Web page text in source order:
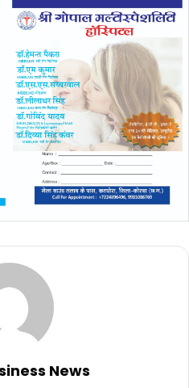
News